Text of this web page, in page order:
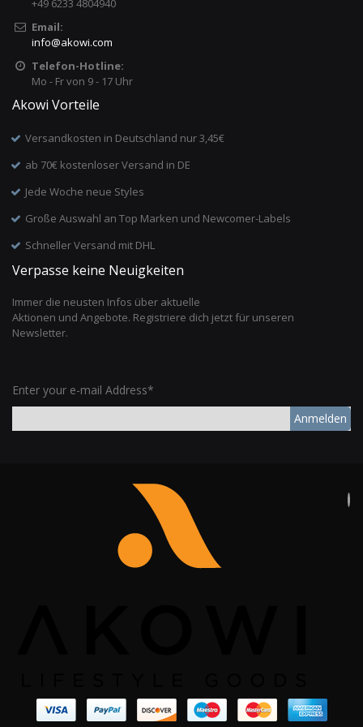
+49 6233 4804940
Email:
info@akowi.com
Telefon-Hotline:
Mo - Fr von 9 - 17 Uhr
Akowi Vorteile
Versandkosten in Deutschland nur 3,45€
ab 70€ kostenloser Versand in DE
Jede Woche neue Styles
Große Auswahl an Top Marken und Newcomer-Labels
Schneller Versand mit DHL
Verpasse keine Neuigkeiten
Immer die neusten Infos über aktuelle
Aktionen und Angebote. Registriere dich jetzt für unseren
Newsletter.
Enter your e-mail Address*
Anmelden